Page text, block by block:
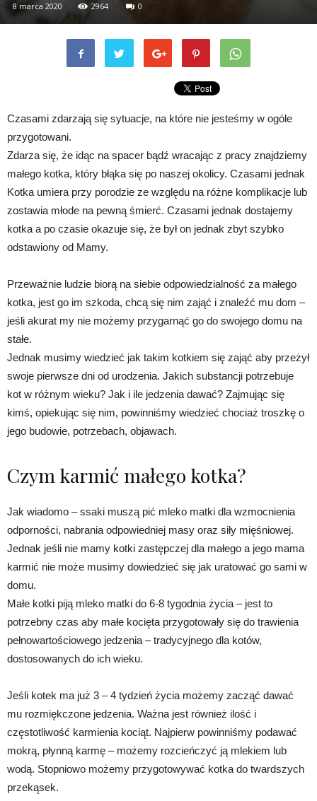
8 marca 2020 2964 0
Czasami zdarzają się sytuacje, na które nie jesteśmy w ogóle
przygotowani.
Zdarza się, że idąc na spacer bądź wracając z pracy znajdziemy
małego kotka, który błąka się po naszej okolicy. Czasami jednak
Kotka umiera przy porodzie ze względu na różne komplikacje lub
zostawia młode na pewną śmierć. Czasami jednak dostajemy
kotka a po czasie okazuje się, że był on jednak zbyt szybko
odstawiony od Mamy.
Przeważnie ludzie biorą na siebie odpowiedzialność za małego
kotka, jest go im szkoda, chcą się nim zająć i znaleźć mu dom –
jeśli akurat my nie możemy przygarnąć go do swojego domu na
stałe.
Jednak musimy wiedzieć jak takim kotkiem się zająć aby przeżył
swoje pierwsze dni od urodzenia. Jakich substancji potrzebuje
kot w różnym wieku? Jak i ile jedzenia dawać? Zajmując się
kimś, opiekując się nim, powinniśmy wiedzieć chociaż troszkę o
jego budowie, potrzebach, objawach.
Czym karmić małego kotka?
Jak wiadomo – ssaki muszą pić mleko matki dla wzmocnienia
odporności, nabrania odpowiedniej masy oraz siły mięśniowej.
Jednak jeśli nie mamy kotki zastępczej dla małego a jego mama
karmić nie może musimy dowiedzieć się jak uratować go sami w
domu.
Małe kotki piją mleko matki do 6-8 tygodnia życia – jest to
potrzebny czas aby małe kocięta przygotowały się do trawienia
pełnowartościowego jedzenia – tradycyjnego dla kotów,
dostosowanych do ich wieku.
Jeśli kotek ma już 3 – 4 tydzień życia możemy zacząć dawać
mu rozmiękczone jedzenia. Ważna jest również ilość i
częstotliwość karmienia kociąt. Najpierw powinniśmy podawać
mokrą, płynną karmę – możemy rozcieńczyć ją mlekiem lub
wodą. Stopniowo możemy przygotowywać kotka do twardszych
przekąsek.